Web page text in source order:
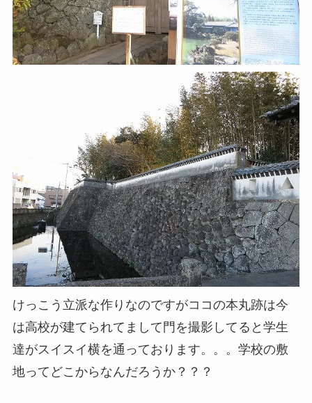
けっこう立派な作りなのですがココの本丸跡は今
は高校が建てられてまして門を撮影してると学生
達がスイスイ横を通っております。。。学校の敷
地ってどこからなんだろうか？？？